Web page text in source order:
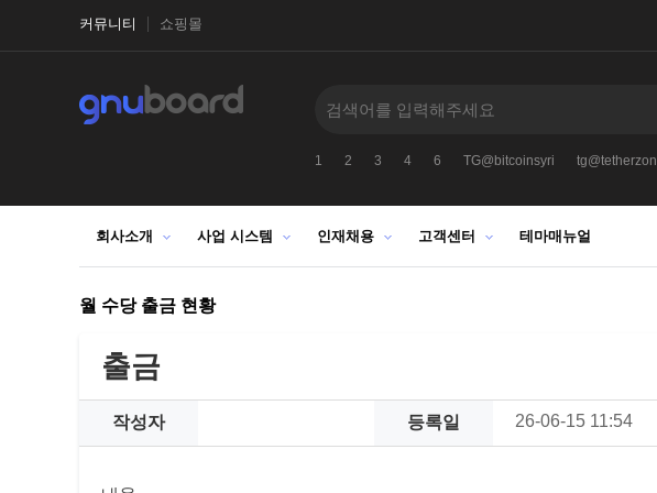
커뮤니티 쇼핑몰
1 2 3 4 6 TG@bitcoinsyri tg@tetherzon
회사소개 사업 시스템 인재채용 고객센터 테마매뉴얼
월 수당 출금 현황
출금
작성자 등록일 26-06-15 11:54